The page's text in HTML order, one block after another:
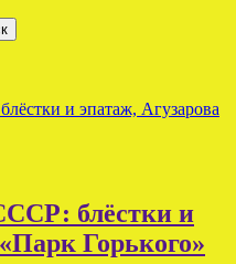
и эпатаж, Агузарова
блёстки и
Горького»